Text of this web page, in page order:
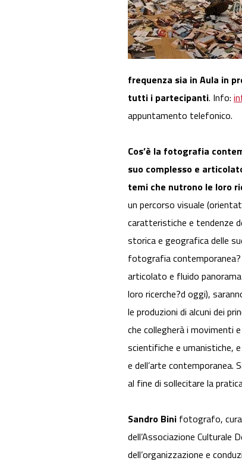
frequenza sia in Aula in
tutti i partecipanti. Info:
appuntamento telefonico.
Cos’è la fotografia
suo complesso e
temi che nutrono le loro
un percorso visuale
caratteristiche e tendenze
storica e geografica delle
fotografia contemporanea?
articolato e fluido
loro ricerche?d oggi),
le produzioni di alcuni dei
che collegherà i movimenti
scientifiche e umanistiche,
e dell’arte contemporanea.
al fine di sollecitare la
Sandro Bini fotografo,
dell’Associazione Culturale
dell’organizzazione e